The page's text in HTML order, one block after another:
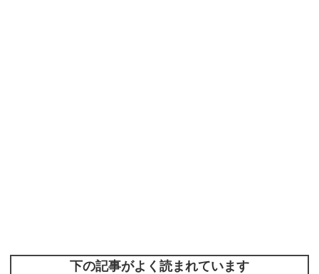
下の記事がよく読まれています